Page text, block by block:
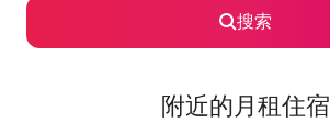
搜索
附近的月租住宿